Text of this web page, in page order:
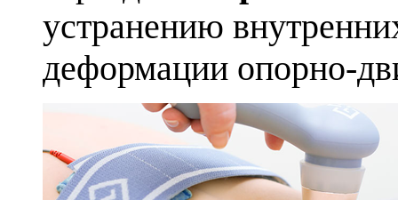
устранению
деформации опорно-